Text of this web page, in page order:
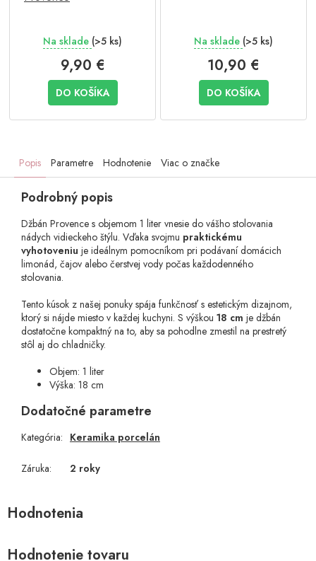
Na sklade (>5 ks)
9,90 €
DO KOŠÍKA
Na sklade (>5 ks)
10,90 €
DO KOŠÍKA
Popis Parametre Hodnotenie Viac o značke
Podrobný popis
Džbán Provence s objemom 1 liter vnesie do vášho stolovania
nádych vidieckeho štýlu. Vďaka svojmu praktickému
vyhotoveniu je ideálnym pomocníkom pri podávaní domácich
limonád, čajov alebo čerstvej vody počas každodenného
stolovania.
Tento kúsok z našej ponuky spája funkčnosť s estetickým dizajnom,
ktorý si nájde miesto v každej kuchyni. S výškou 18 cm je džbán
dostatočne kompaktný na to, aby sa pohodlne zmestil na prestretý
stôl aj do chladničky.
Objem: 1 liter
Výška: 18 cm
Dodatočné parametre
Kategória: Keramika porcelán
Záruka: 2 roky
Hodnotenie tovaru